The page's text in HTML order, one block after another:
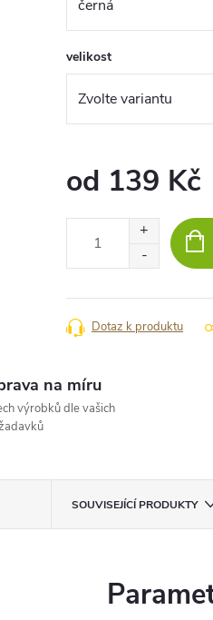
velikost
od 139 Kč
Dotaz k produktu
na míru
výrobků dle vašich
SOUVISEJÍCÍ PRODUKTY